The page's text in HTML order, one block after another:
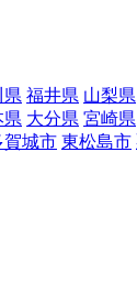
県 福井県 山梨県
県 大分県 宮崎県
賀城市 東松島市